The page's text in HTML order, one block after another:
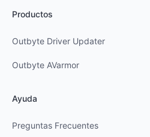
Productos
Outbyte Driver Updater
Outbyte AVarmor
Ayuda
Preguntas Frecuentes